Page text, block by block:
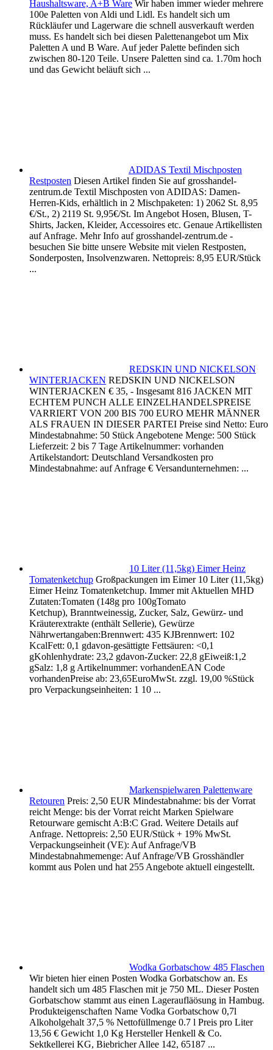
Haushaltsware, A+B Ware Wir haben immer wieder mehrere
100e Paletten von Aldi und Lidl. Es handelt sich um
Rückläufer und Lagerware die schnell ausverkauft werden
muss. Es handelt sich bei diesen Palettenangebot um Mix
Paletten A und B Ware. Auf jeder Palette befinden sich
zwischen 80-120 Teile. Unsere Paletten sind ca. 1.70m hoch
und das Gewicht beläuft sich ...
ADIDAS Textil Mischposten
Restposten Diesen Artikel finden Sie auf grosshandel-
zentrum.de Textil Mischposten von ADIDAS: Damen-
Herren-Kids, erhältlich in 2 Mischpaketen: 1) 2062 St. 8,95
€/St., 2) 2119 St. 9,95€/St. Im Angebot Hosen, Blusen, T-
Shirts, Jacken, Kleider, Accessoires etc. Genaue Artikellisten
auf Anfrage. Mehr Info auf grosshandel-zentrum.de -
besuchen Sie bitte unsere Website mit vielen Restposten,
Sonderposten, Insolvenzwaren. Nettopreis: 8,95 EUR/Stück
...
REDSKIN UND NICKELSON
WINTERJACKEN REDSKIN UND NICKELSON
WINTERJACKEN € 35, - Insgesamt 816 JACKEN MIT
ECHTEM PUNCH ALLE EINZELHANDELSPREISE
VARRIERT VON 200 BIS 700 EURO MEHR MÄNNER
ALS FRAUEN IN DIESER PARTEI Preise sind Netto: Euro
Mindestabnahme: 50 Stück Angebotene Menge: 500 Stück
Lieferzeit: 2 bis 7 Tage Artikelnummer: vorhanden
Artikelstandort: Deutschland Versandkosten pro
Mindestabnahme: auf Anfrage € Versandunternehmen: ...
10 Liter (11,5kg) Eimer Heinz
Tomatenketchup Großpackungen im Eimer 10 Liter (11,5kg)
Eimer Heinz Tomatenketchup. Immer mit Aktuellen MHD
Zutaten:Tomaten (148g pro 100gTomato
Ketchup), Branntweinessig, Zucker, Salz, Gewürz- und
Kräuterextrakte (enthält Sellerie), Gewürze
Nährwertangaben:Brennwert: 435 KJBrennwert: 102
KcalFett: 0,1 gdavon-gesättigte Fettsäuren: <0,1
gKohlenhydrate: 23,2 gdavon-Zucker: 22,8 gEiweiß:1,2
gSalz: 1,8 g Artikelnummer: vorhandenEAN Code
vorhandenPreise ab: 23,65EuroMwSt. zzgl. 19,00 %Stück
pro Verpackungseinheiten: 1 10 ...
Markenspielwaren Palettenware
Retouren Preis: 2,50 EUR Mindestabnahme: bis der Vorrat
reicht Menge: bis der Vorrat reicht Marken Spielware
Retourware gemischt A:B:C Grad. Weitere Details auf
Anfrage. Nettopreis: 2,50 EUR/Stück + 19% MwSt.
Verpackungseinheit (VE): Auf Anfrage/VB
Mindestabnahmemenge: Auf Anfrage/VB Grosshändler
kommt aus Polen und hat 255 Angebote aktuell eingestellt.
Wodka Gorbatschow 485 Flaschen
Wir bieten hier einen Posten Wodka Gorbatschow an. Es
handelt sich um 485 Flaschen mit je 750 ML. Dieser Posten
Gorbatschow stammt aus einen Lageraufläösung in Hambug.
Produkteigenschaften Name Vodka Gorbatschow 0,7l
Alkoholgehalt 37,5 % Nettofüllmenge 0.7 l Preis pro Liter
13,56 € Gewicht 1,0 Kg Hersteller Henkell & Co.
Sektkellerei KG, Biebricher Allee 142, 65187 ...